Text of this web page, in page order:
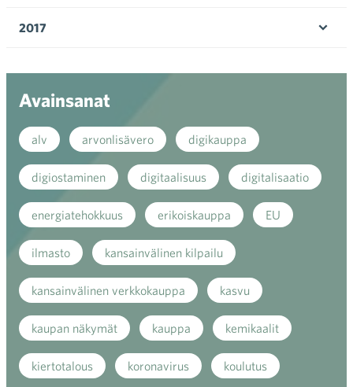
2017
Avainsanat
alv arvonlisävero digikauppa
digiostaminen digitaalisuus digitalisaatio
energiatehokkuus erikoiskauppa EU
ilmasto kansainvälinen kilpailu
kansainvälinen verkkokauppa kasvu
kaupan näkymät kauppa kemikaalit
kiertotalous koronavirus koulutus